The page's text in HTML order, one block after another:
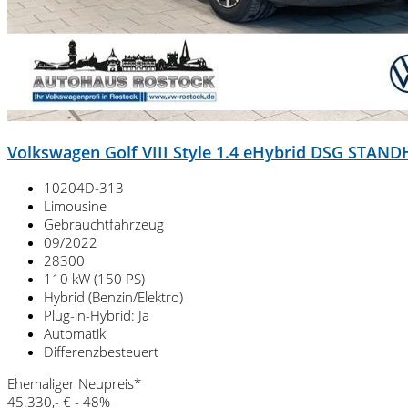
Volkswagen Golf VIII Style 1.4 eHybrid DSG
10204D-313
Limousine
Gebrauchtfahrzeug
09/2022
28300
110 kW (150 PS)
Hybrid (Benzin/Elektro)
Plug-in-Hybrid: Ja
Automatik
Differenzbesteuert
Ehemaliger Neupreis*
45.330,- € - 48%